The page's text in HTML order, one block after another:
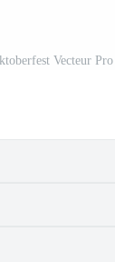
Vecteur Pro